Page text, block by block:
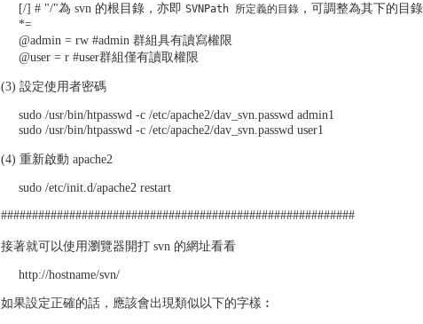
[/] # "/"為 svn 的根目錄，亦即SVNPath 所定義的目錄 ，可調整為其下的目
*=
@admin = rw #admin 群組具有讀寫權限
@user = r #user群組僅有讀取權限
(3) 設定使用者密碼
sudo /usr/bin/htpasswd -c /etc/apache2/dav_svn.passwd admin1
sudo /usr/bin/htpasswd -c /etc/apache2/dav_svn.passwd user1
(4) 重新啟動 apache2
sudo /etc/init.d/apache2 restart
#########################################################
接著就可以使用瀏覽器開打 svn 的網址看看
http://hostname/svn/
如果設定正確的話，應該會出現類似以下的字樣︰